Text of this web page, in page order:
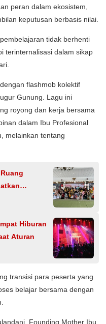
peran dalam ekosistem,
keputusan berbasis nilai.
tidak berhenti
terinternalisasi dalam sikap
flashmob kolektif
Gunung. Lagu ini
royong dan kerja bersama
dalam Ibu Profesional
melainkan tentang
Hiburan
Aturan
transisi para peserta yang
belajar bersama dengan
Founding Mother Ibu